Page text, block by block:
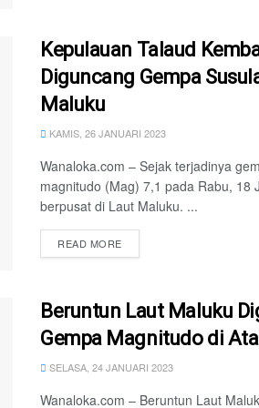
Kepulauan Talaud
Diguncang Gempa
Maluku
KAMIS, 26 JANUARI 2023
Wanaloka.com – Sejak terjadinya
magnitudo (Mag) 7,1 pada Rabu, 18
berpusat di Laut Maluku. ...
READ MORE
Beruntun Laut Maluku
Gempa Magnitudo di
SELASA, 24 JANUARI 2023
Wanaloka.com – Beruntun Laut